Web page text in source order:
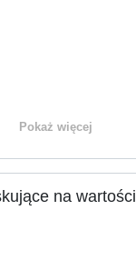
Pokaż więcej
na wartości